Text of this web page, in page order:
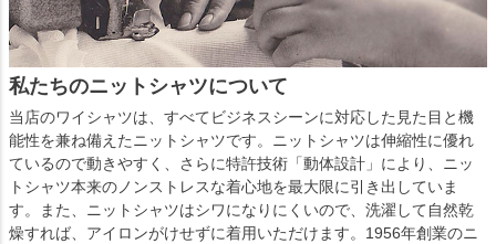
私たちのニットシャツについて
当店のワイシャツは、すべてビジネスシーンに対応した見た目と機
能性を兼ね備えたニットシャツです。ニットシャツは伸縮性に優れ
ているので動きやすく、さらに特許技術「動体設計」により、ニッ
トシャツ本来のノンストレスな着心地を最大限に引き出していま
す。また、ニットシャツはシワになりにくいので、洗濯して自然乾
燥すれば、アイロンがけせずに着用いただけます。1956年創業のニ